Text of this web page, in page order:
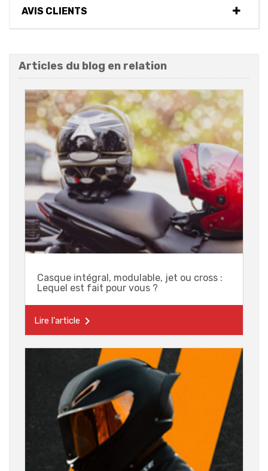
AVIS CLIENTS
Articles du blog en relation
Casque intégral, modulable, jet ou cross :
Lequel est fait pour vous ?
Lire l'article 